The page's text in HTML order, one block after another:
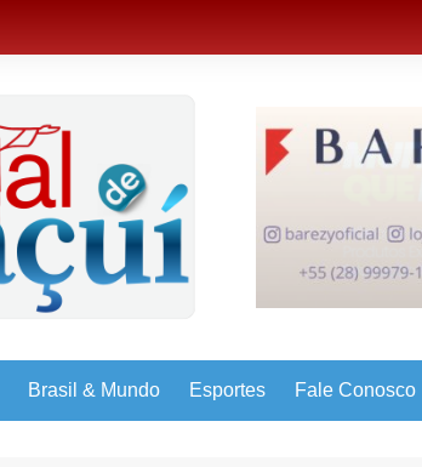
Brasil & Mundo Esportes Fale Conosco